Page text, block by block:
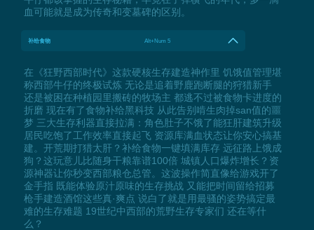
血可能就是成为传奇和变墓碑的区别。
补给食物 Alt+Num 5
在《狂野西部时代》这款硬核生存建造神作里 饥饿值管理堪
称西部牛仔的终极试炼 无论是追着野鹿跑断腿的狩猎新手
还是被困在种植园里搬砖的牧场主 都逃不过被食物卡进度的
折磨 现在有了食物补给黑科技 从此告别啃生肉掉san值的噩
梦 三大生存利器直接拉满：角色肚子不饿了能狂肝建筑升级
居民吃饱了工作效率直接起飞 资源库满血状态让你安心搞基
建。开荒期打猎太肝？补给食物一键填满库存 远征路上饿成
狗？这玩意儿比随身干粮靠谱100倍 城镇人口爆炸增长？资
源神器让你秒变西部粮仓总管。这波操作简直像给游戏开了
金手指 既能体验原汁原味的生存挑战 又能把时间留给招募
枪手建造酒馆这些真·爽点 说白了就是用最骚的姿势搞定最
难的生存难题 19世纪中西部的荒野生存专家们 还在等什
么？